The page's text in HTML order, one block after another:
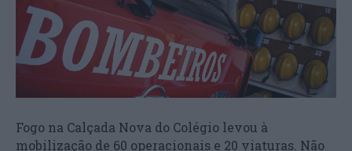
Fogo na Calçada Nova do Colégio levou à
mobilização de 60 operacionais e 20 viaturas. Não